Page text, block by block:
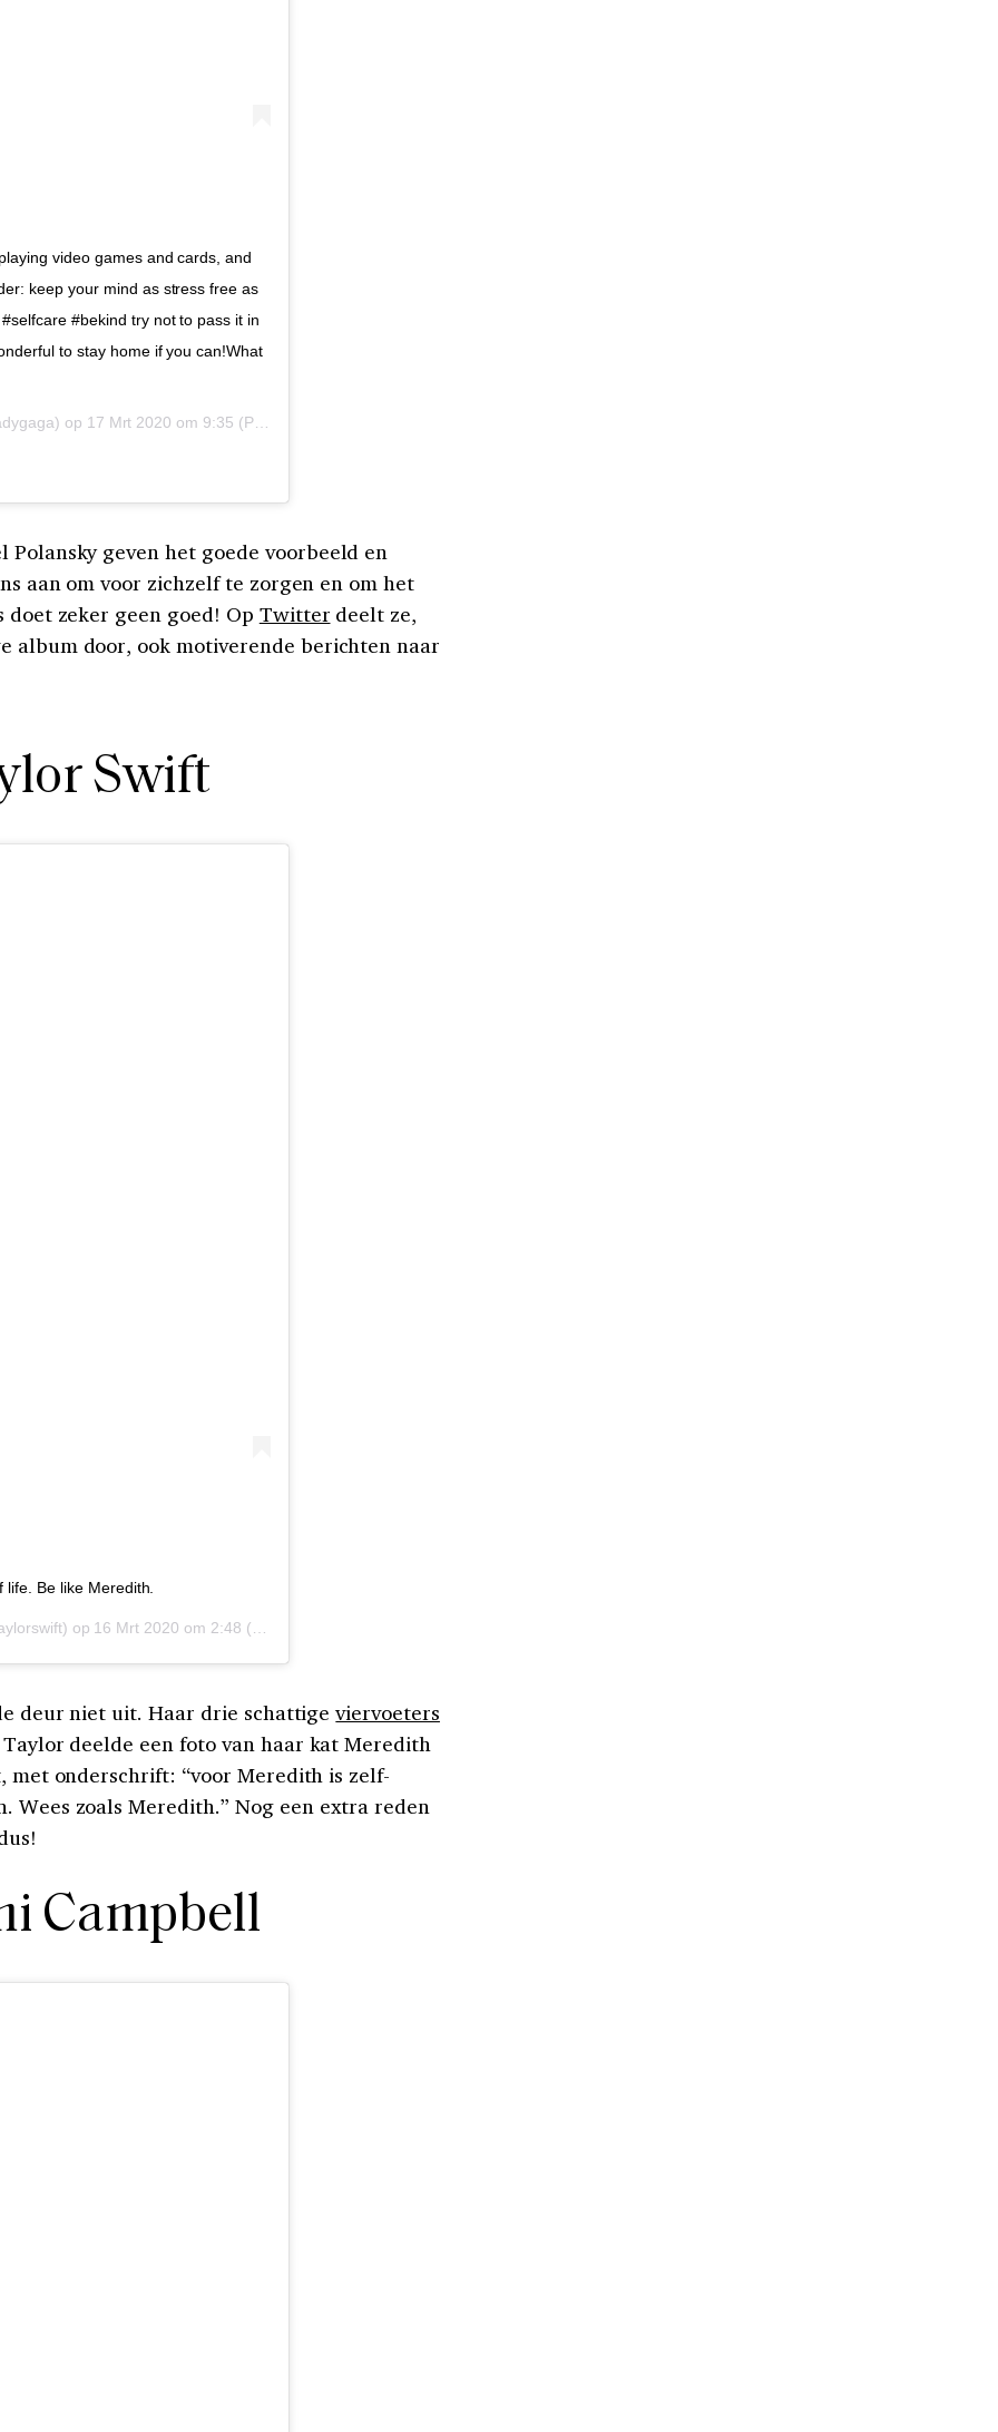
video games and cards, and
keep your mind as stress free as
#bekind try not to pass it in
to stay home if you can!What
op 17 Mrt 2020 om 9:35 (PDT)
Polansky geven het goede voorbeeld en
aan om voor zichzelf te zorgen en om het
zeker geen goed! Op Twitter deelt ze,
album door, ook motiverende berichten naar
Swift
life. Be like Meredith.
op 16 Mrt 2020 om 2:48 (PDT)
deur niet uit. Haar drie schattigeviervoeters
deelde een foto van haar kat Meredith
onderschrift: “voor Meredith is zelf-
Wees zoals Meredith.” Nog een extra reden
Campbell